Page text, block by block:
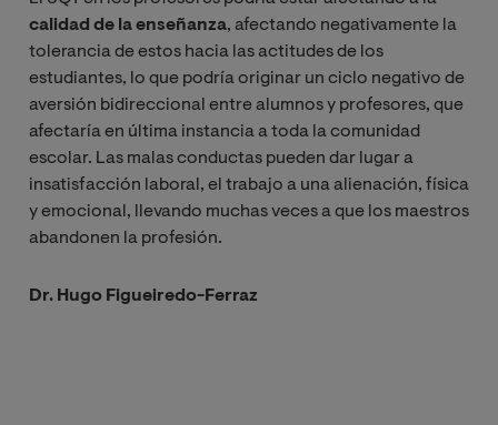
calidad de la enseñanza, afectando negativamente la
tolerancia de estos hacia las actitudes de los
estudiantes, lo que podría originar un ciclo negativo de
aversión bidireccional entre alumnos y profesores, que
afectaría en última instancia a toda la comunidad
escolar. Las malas conductas pueden dar lugar a
insatisfacción laboral, el trabajo a una alienación, física
y emocional, llevando muchas veces a que los maestros
abandonen la profesión.
Dr. Hugo Figueiredo-Ferraz